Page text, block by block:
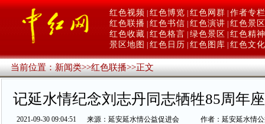
红色视频 红色博览 红色网群 作者专栏
红色联播 红色书信 红色演讲 红色景区
红色收藏 红色格言 绿色景区
红色精神
景区地图
红色日历 红色图库 红色文化
当前位置：新闻类>>红色联播>>正文
记延水情纪念刘志丹同志牺牲85周年
2021-09-30 09:04:51 来源：延安延水情公益促进会
作者：延安延水情